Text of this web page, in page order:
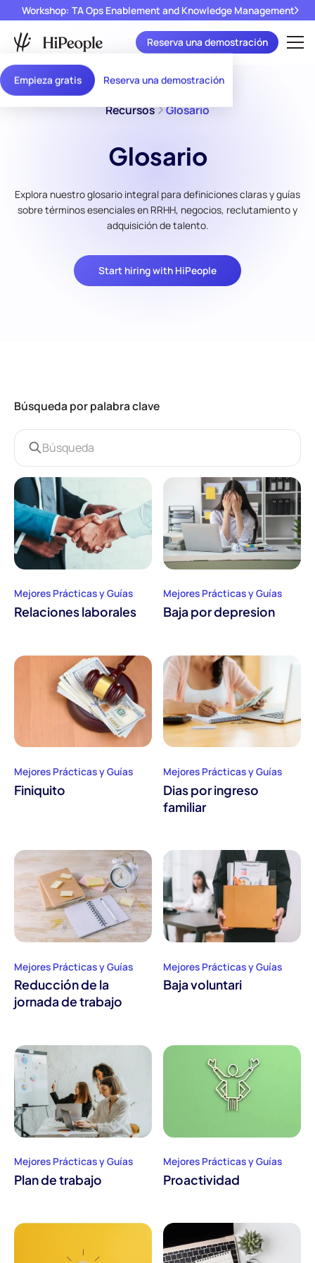
Empieza gratis Reserva una demostración
Workshop: TA Ops Enablement and Knowledge Management
Reserva una demostración
Recursos Glosario
Glosario
Explora nuestro glosario integral para definiciones claras y guías
sobre términos esenciales en RRHH, negocios, reclutamiento y
adquisición de talento.
Start hiring with HiPeople
Búsqueda por palabra clave
Mejores Prácticas y Guías
Relaciones laborales
Mejores Prácticas y Guías
Baja por depresion
Mejores Prácticas y Guías
Finiquito
Mejores Prácticas y Guías
Dias por ingreso
familiar
Mejores Prácticas y Guías
Reducción de la
jornada de trabajo
Mejores Prácticas y Guías
Baja voluntari
Mejores Prácticas y Guías
Plan de trabajo
Mejores Prácticas y Guías
Proactividad